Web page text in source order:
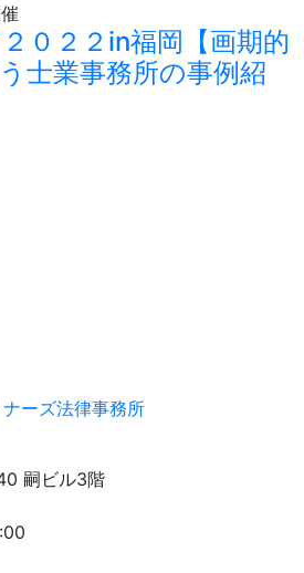
０２２in福岡【画期的
士業事務所の事例紹
嗣ビル3階